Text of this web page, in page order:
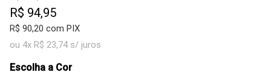
R$ 94,95
R$ 90,20 com PIX
ou 4x R$ 23,74 s/ juros
Escolha a Cor